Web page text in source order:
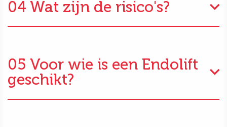
04 Wat zijn de risico's?
05 Voor wie is een Endolift
geschikt?